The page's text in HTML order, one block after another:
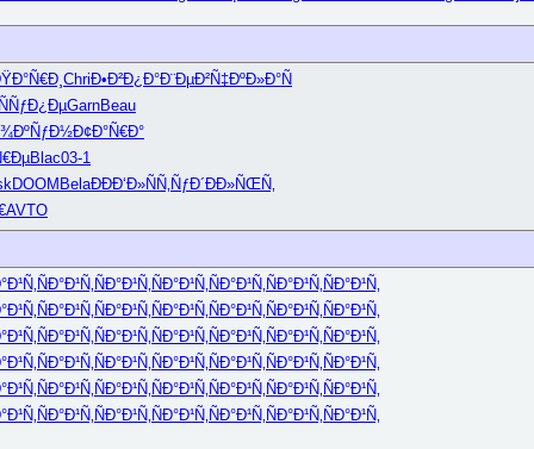
ChriÐ•Ð²Ð¿Ð°Ð¨ÐµÐ²Ñ‡ÐºÐ»Ð°Ñ
ÑÑƒÐ¿ÐµGarnBeau
Ð¢Ð°Ñ€Ð°
Blac03-1
DOOM BelaÐÐÐ‘Ð»ÑÑ‚ÑƒÐ´ÐÐ»ÑŒÑ‚
AVTO
ÑÐ°Ð¹Ñ‚ ÑÐ°Ð¹Ñ‚ ÑÐ°Ð¹Ñ‚ ÑÐ°Ð¹Ñ‚ ÑÐ°Ð¹Ñ‚ ÑÐ°Ð¹Ñ‚
ÑÐ°Ð¹Ñ‚ ÑÐ°Ð¹Ñ‚ ÑÐ°Ð¹Ñ‚ ÑÐ°Ð¹Ñ‚ ÑÐ°Ð¹Ñ‚ ÑÐ°Ð¹Ñ‚
ÑÐ°Ð¹Ñ‚ ÑÐ°Ð¹Ñ‚ ÑÐ°Ð¹Ñ‚ ÑÐ°Ð¹Ñ‚ ÑÐ°Ð¹Ñ‚ ÑÐ°Ð¹Ñ‚
ÑÐ°Ð¹Ñ‚ ÑÐ°Ð¹Ñ‚ ÑÐ°Ð¹Ñ‚ ÑÐ°Ð¹Ñ‚ ÑÐ°Ð¹Ñ‚ ÑÐ°Ð¹Ñ‚
ÑÐ°Ð¹Ñ‚ ÑÐ°Ð¹Ñ‚ ÑÐ°Ð¹Ñ‚ ÑÐ°Ð¹Ñ‚ ÑÐ°Ð¹Ñ‚ ÑÐ°Ð¹Ñ‚
ÑÐ°Ð¹Ñ‚ ÑÐ°Ð¹Ñ‚ ÑÐ°Ð¹Ñ‚ ÑÐ°Ð¹Ñ‚ ÑÐ°Ð¹Ñ‚ ÑÐ°Ð¹Ñ‚